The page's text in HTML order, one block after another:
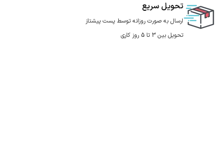
تحویل سریع
ارسال به صورت روزانه توسط پست پیشتاز
تحویل بین 3 تا 5 روز کاری